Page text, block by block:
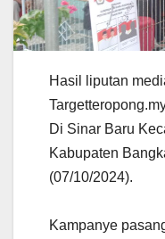
Hasil liputan
Di Sinar Baru
Kabupaten
(07/10/2024).
Kampanye